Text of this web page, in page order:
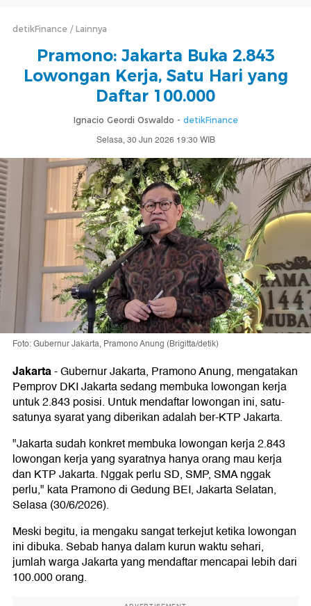
detikFinance Lainnya
Pramono: Jakarta Buka 2.843
Lowongan Kerja, Satu Hari yang
Daftar 100.000
Ignacio Geordi Oswaldo - detikFinance
Selasa, 30 Jun 2026 19:30 WIB
Foto: Gubernur Jakarta, Pramono Anung (Brigitta/detik)
Jakarta-Gubernur Jakarta, Pramono Anung, mengatakan
Pemprov DKI Jakarta sedang membuka lowongan kerja
untuk 2.843 posisi. Untuk mendaftar lowongan ini, satu-
satunya syarat yang diberikan adalah ber-KTP Jakarta.
"Jakarta sudah konkret membuka lowongan kerja 2.843
lowongan kerja yang syaratnya hanya orang mau kerja
dan KTP Jakarta. Nggak perlu SD, SMP, SMA nggak
perlu," kata Pramono di Gedung BEI, Jakarta Selatan,
Selasa (30/6/2026).
Meski begitu, ia mengaku sangat terkejut ketika lowongan
ini dibuka. Sebab hanya dalam kurun waktu sehari,
jumlah warga Jakarta yang mendaftar mencapai lebih dari
100.000 orang.